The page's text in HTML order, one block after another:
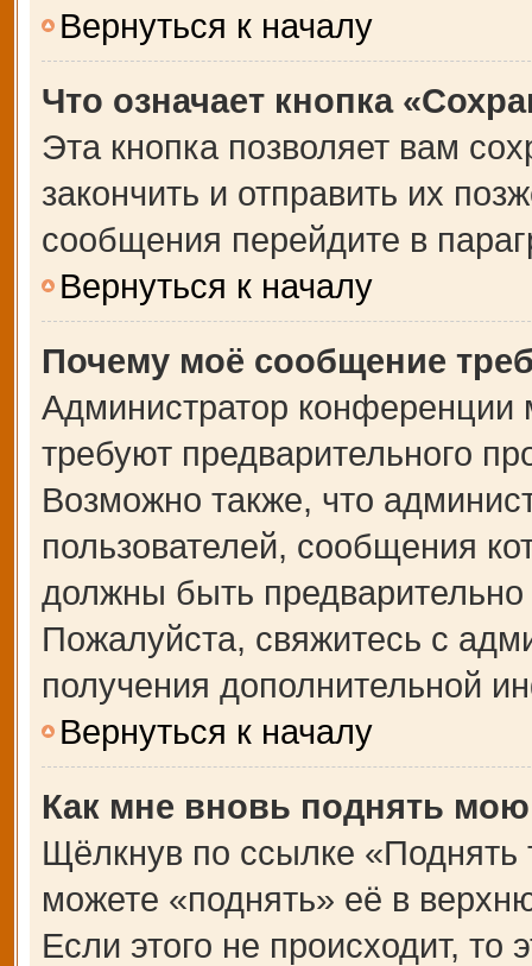
Вернуться к началу
Что означает кнопка
Эта кнопка позволяет вам
закончить и отправить их
сообщения перейдите в
Вернуться к началу
Почему моё сообщение
Администратор
требуют предварительного
Возможно также, что
пользователей, сообщения
должны быть
Пожалуйста, свяжитесь с
получения дополнительной
Вернуться к началу
Как мне вновь поднять
Щёлкнув по ссылке
можете «поднять» её в
Если этого не происходит, то